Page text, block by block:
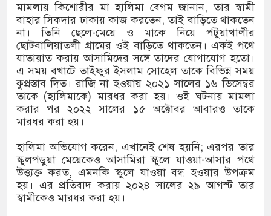
মামলায় কিশোরীর মা হালিমা বেগম জানান, তার স্বামী
বাহার সিকদার ঢাকায় কাজ করতেন, তাই বাড়িতে থাকতেন
না। তিনি ছেলে-মেয়ে ও মাকে নিয়ে পটুয়াখালীর
ছোটবালিয়াতলী গ্রামের ওই বাড়িতে থাকতেন। একই পথে
যাতায়াত করায় আসামিদের সঙ্গে তাদের যোগাযোগ হতো।
এ সময় বখাটে তাইফুর ইসলাম সোহেল তাকে বিভিন্ন সময়
কুপ্রস্তাব দিত। রাজি না হওয়ায় ২০২১ সালের ১৬ ডিসেম্বর
তাকে (হালিমাকে) মারধর করা হয়। ওই ঘটনায় মামলা
করার পর ২০২২ সালের ১৫ অক্টোবর আবারও তাকে
মারধর করা হয়।
হালিমা অভিযোগ করেন, এখানেই শেষ হয়নি; এরপর তার
স্কুলপড়ুয়া মেয়েকেও আসামিরা স্কুলে যাওয়া-আসার পথে
উত্ত্যক্ত করত, এমনকি স্কুলে যাওয়া বন্ধ হওয়ার উপক্রম
হয়। এর প্রতিবাদ করায় ২০২৪ সালের ২৯ আগস্ট তার
স্বামীকেও মারধর করা হয়।